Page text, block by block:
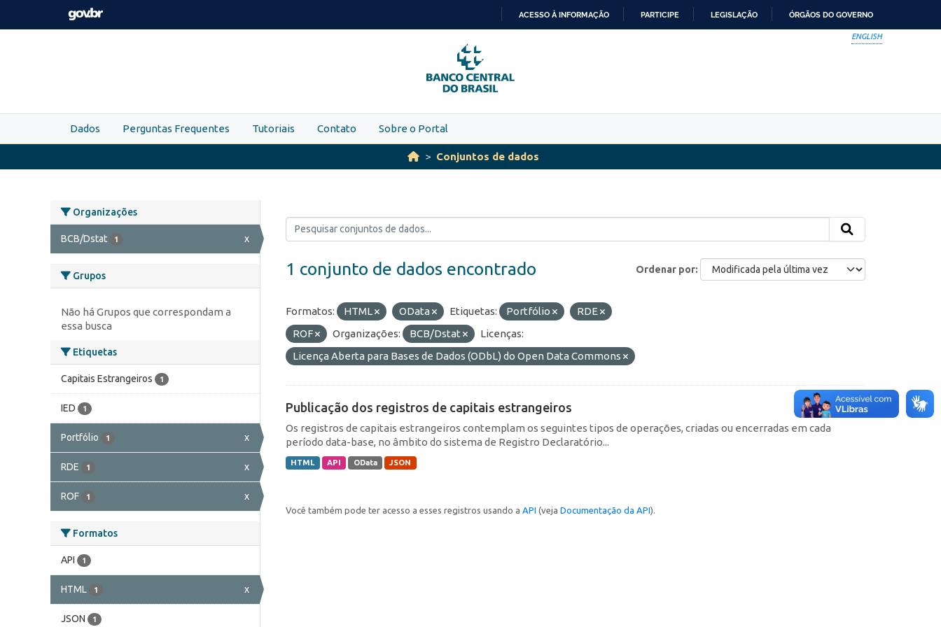
Skip to main content
PARA
O
CONTEÚDO
ACESSO À INFORMAÇÃO PARTICIPE LEGISLAÇÃO ÓRGÃOS DO GOVERNO
ENGLISH
Dados Perguntas Frequentes Tutoriais Contato Sobre o Portal
Conjuntos de dados
Organizações
BCB/Dstat 1 x
Grupos
Não há Grupos que correspondam a
essa busca
Etiquetas
Capitais Estrangeiros 1
IED 1
Portfólio 1 x
RDE 1 x
ROF 1 x
Formatos
API 1
HTML 1 x
JSON 1
Ordenar por
1 conjunto de dados encontrado
Formatos: HTML OData Etiquetas: Portfólio
RDE
ROF
Organizações: BCB/Dstat
Licenças:
Licença Aberta para Bases de Dados (ODbL) do Open Data Commons
Publicação dos registros de capitais estrangeiros
Os registros de capitais estrangeiros contemplam os seguintes tipos de operações, criadas ou encerradas em cada
período data-base, no âmbito do sistema de Registro Declaratório...
HTML API OData JSON
Você também pode ter acesso a esses registros usando a API (veja Documentação da API).